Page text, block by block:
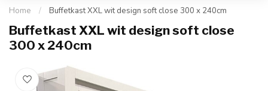
Home / Buffetkast XXL wit design soft close 300 x 240cm
Buffetkast XXL wit design soft close
300 x 240cm